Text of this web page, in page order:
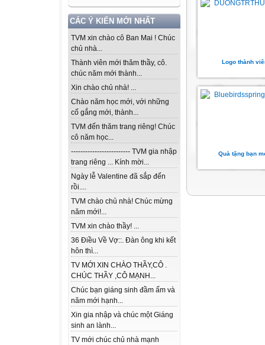
CÁC Ý KIẾN MỚI NHẤT
TVM xin chào cô Ban Mai ! Chúc
chủ nhà...
Thành viên mới thăm thầy, cô.
chúc năm mới thành...
Xin chào chủ nhà! ...
Chào năm học mới, với những
cố gắng mới, thành...
TVM đến thăm trang riêng! Chúc
cô năm học...
------------------------- TVM gia nhập
trang riêng ... Kính mời...
Ngày lễ Valentine đã sắp đến
rồi....
TVM chào chủ nhà! Chúc mừng
năm mới!...
TVM xin chào thầy! ...
36 Điều Về Vợ::. Đàn ông khi kết
hôn thì...
TV MỚI XIN CHÀO THẦY,CÔ .
CHÚC THẦY ,CÔ MẠNH...
Chúc bạn giáng sinh đầm ấm và
năm mới hạnh...
Xin gia nhập và chúc một Giáng
sinh an lành...
TV mới chúc chủ nhà mạnh
Logo thành
Quà tặng bạn